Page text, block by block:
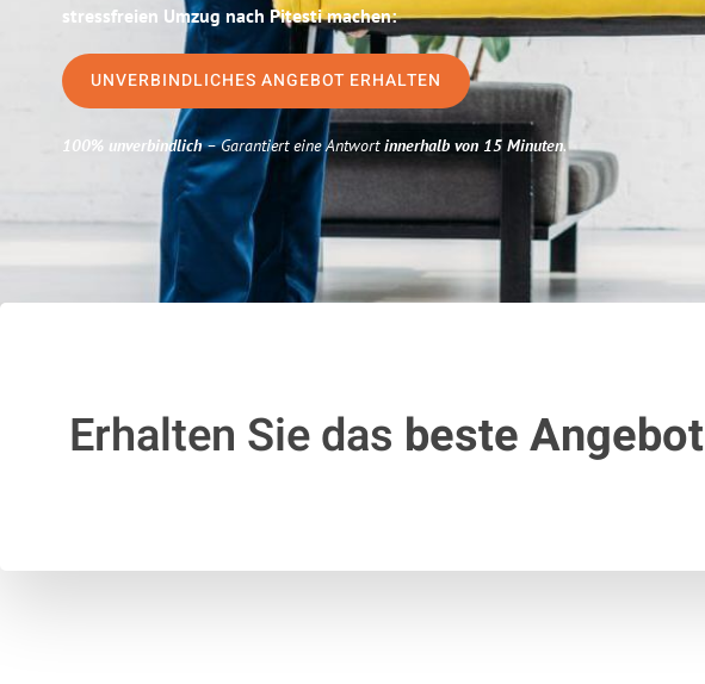
stressfreien Umzug nach Pitesti machen:
UNVERBINDLICHES ANGEBOT ERHALTEN
100% unverbindlich– Garantiert eine Antwortinnerhalb von 15 Minuten.
Erhalten Sie das beste Angebot